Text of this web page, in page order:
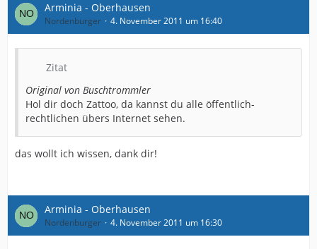
Arminia - Oberhausen
Nordenburger 4. November 2011 um 16:40
Zitat
Original von Buschtrommler
Hol dir doch Zattoo, da kannst du alle öffentlich-
rechtlichen übers Internet sehen.
das wollt ich wissen, dank dir!
Arminia - Oberhausen
Nordenburger 4. November 2011 um 16:30